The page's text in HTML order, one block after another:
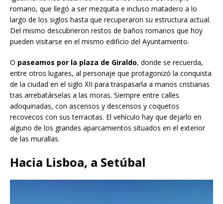
romano, que llegó a ser mezquita e incluso matadero a lo
largo de los siglos hasta que recuperaron su estructura actual.
Del mismo descubrieron restos de baños romanos que hoy
pueden visitarse en el mismo edificio del Ayuntamiento.
O paseamos por la plaza de Giraldo, donde se recuerda,
entre otros lugares, al personaje que protagonizó la conquista
de la ciudad en el siglo XII para traspasarla a manos cristianas
tras arrebatárselas a las moras. Siempre entre calles
adoquinadas, con ascensos y descensos y coquetos
recovecos con sus terracitas. El vehículo hay que dejarlo en
alguno de los grandes aparcamientos situados en el exterior
de las murallas.
Hacia Lisboa, a Setúbal